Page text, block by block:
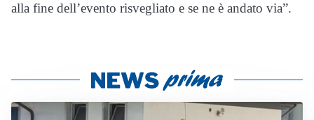
alla fine dell’evento risvegliato e se ne è andato via”.